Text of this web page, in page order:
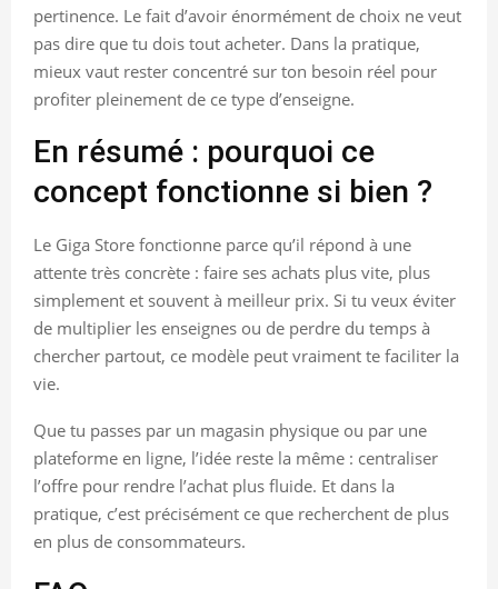
pertinence. Le fait d’avoir énormément de choix ne veut
pas dire que tu dois tout acheter. Dans la pratique,
mieux vaut rester concentré sur ton besoin réel pour
profiter pleinement de ce type d’enseigne.
En résumé : pourquoi ce
concept fonctionne si bien ?
Le Giga Store fonctionne parce qu’il répond à une
attente très concrète : faire ses achats plus vite, plus
simplement et souvent à meilleur prix. Si tu veux éviter
de multiplier les enseignes ou de perdre du temps à
chercher partout, ce modèle peut vraiment te faciliter la
vie.
Que tu passes par un magasin physique ou par une
plateforme en ligne, l’idée reste la même : centraliser
l’offre pour rendre l’achat plus fluide. Et dans la
pratique, c’est précisément ce que recherchent de plus
en plus de consommateurs.